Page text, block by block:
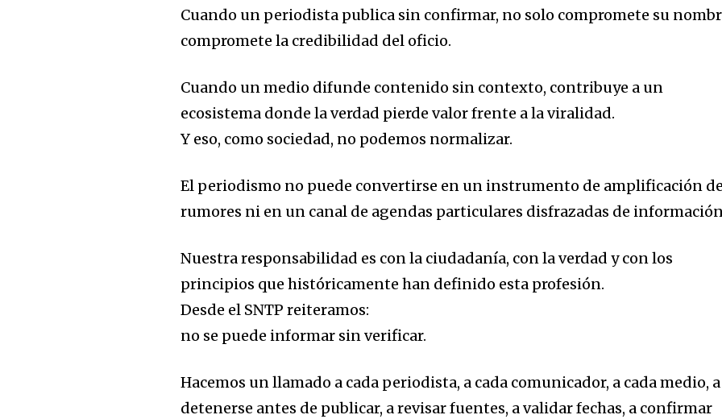
Cuando un periodista publica sin confirmar, no solo compromete su
compromete la credibilidad del oficio.
Cuando un medio difunde contenido sin contexto, contribuye a un
ecosistema donde la verdad pierde valor frente a la viralidad.
Y eso, como sociedad, no podemos normalizar.
El periodismo no puede convertirse en un instrumento de amplificación
rumores ni en un canal de agendas particulares disfrazadas de
Nuestra responsabilidad es con la ciudadanía, con la verdad y con los
principios que históricamente han definido esta profesión.
Desde el SNTP reiteramos:
no se puede informar sin verificar.
Hacemos un llamado a cada periodista, a cada comunicador, a cada medio, a
detenerse antes de publicar, a revisar fuentes, a validar fechas, a confirmar